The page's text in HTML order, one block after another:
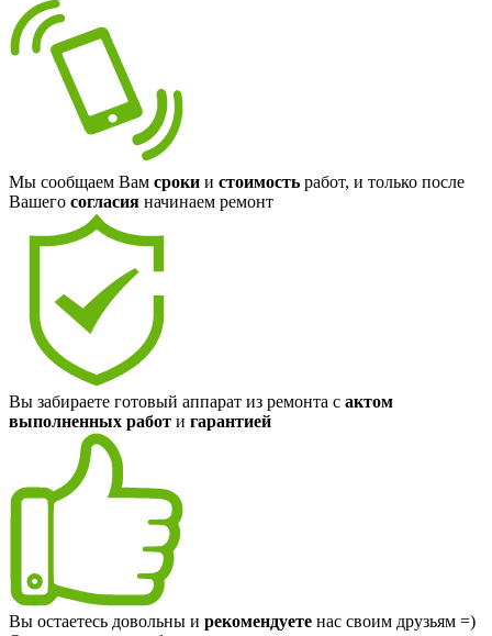
Мы сообщаем Вам сроки и стоимость работ, и только после
Вашего согласия начинаем ремонт
Вы забираете готовый аппарат из ремонта с актом
выполненных работ и гарантией
Вы остаетесь довольны и рекомендуете нас своим друзьям =)